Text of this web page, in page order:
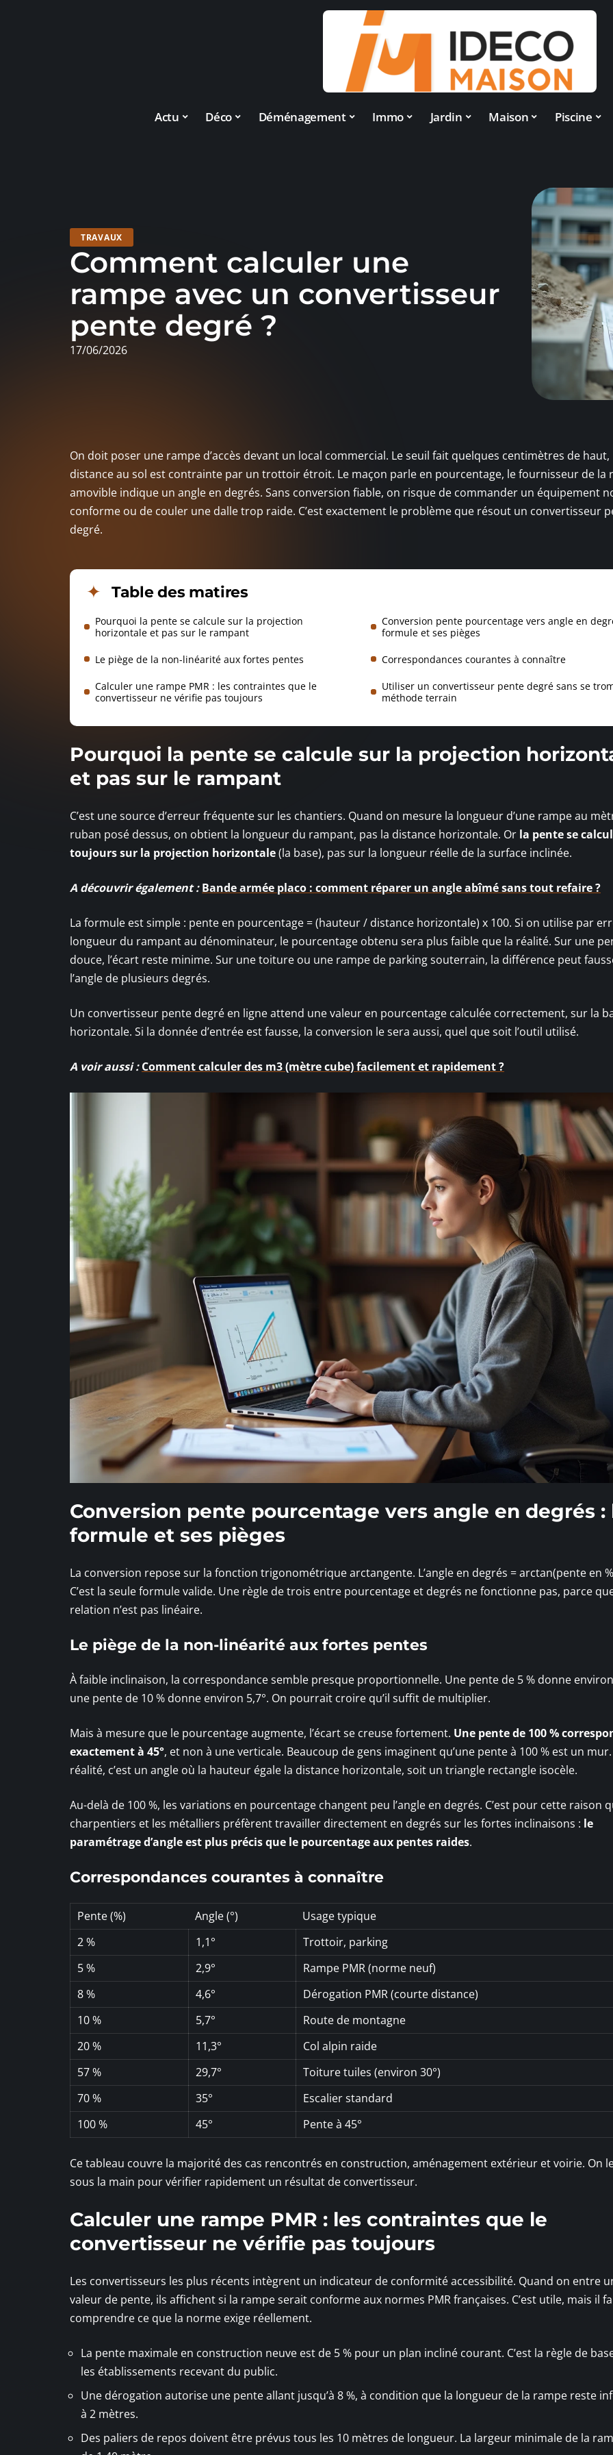
Actu Déco Déménagement Immo Jardin Maison Piscine
TRAVAUX
Comment calculer une
rampe avec un convertisseur
pente degré ?
17/06/2026
On doit poser une rampe d’accès devant un local commercial. Le seuil fait quelques centimètres de haut,
distance au sol est contrainte par un trottoir étroit. Le maçon parle en pourcentage, le fournisseur de la
amovible indique un angle en degrés. Sans conversion fiable, on risque de commander un équipement
conforme ou de couler une dalle trop raide. C’est exactement le problème que résout un convertisseur
degré.
Table des matires
Pourquoi la pente se calcule sur la projection
horizontale et pas sur le rampant
Conversion pente pourcentage vers angle en
formule et ses pièges
Le piège de la non-linéarité aux fortes pentes Correspondances courantes à connaître
Calculer une rampe PMR : les contraintes que le
convertisseur ne vérifie pas toujours
Utiliser un convertisseur pente degré sans se
méthode terrain
Pourquoi la pente se calcule sur la projection
et pas sur le rampant
C’est une source d’erreur fréquente sur les chantiers. Quand on mesure la longueur d’une rampe au
ruban posé dessus, on obtient la longueur du rampant, pas la distance horizontale. Or la pente se
toujours sur la projection horizontale(la base), pas sur la longueur réelle de la surface inclinée.
A découvrir également : Bande armée placo : comment réparer un angle abîmé sans tout refaire ?
La formule est simple : pente en pourcentage = (hauteur / distance horizontale) x 100. Si on utilise par
longueur du rampant au dénominateur, le pourcentage obtenu sera plus faible que la réalité. Sur une
douce, l’écart reste minime. Sur une toiture ou une rampe de parking souterrain, la différence peut
l’angle de plusieurs degrés.
Un convertisseur pente degré en ligne attend une valeur en pourcentage calculée correctement, sur la
horizontale. Si la donnée d’entrée est fausse, la conversion le sera aussi, quel que soit l’outil utilisé.
A voir aussi : Comment calculer des m3 (mètre cube) facilement et rapidement ?
Conversion pente pourcentage vers angle en degrés :
formule et ses pièges
La conversion repose sur la fonction trigonométrique arctangente. L’angle en degrés = arctan(pente en
C’est la seule formule valide. Une règle de trois entre pourcentage et degrés ne fonctionne pas, parce
relation n’est pas linéaire.
Le piège de la non-linéarité aux fortes pentes
À faible inclinaison, la correspondance semble presque proportionnelle. Une pente de 5 % donne
une pente de 10 % donne environ 5,7°. On pourrait croire qu’il suffit de multiplier.
Mais à mesure que le pourcentage augmente, l’écart se creuse fortement. Une pente de 100 %
exactement à 45°, et non à une verticale. Beaucoup de gens imaginent qu’une pente à 100 % est un
réalité, c’est un angle où la hauteur égale la distance horizontale, soit un triangle rectangle isocèle.
Au-delà de 100 %, les variations en pourcentage changent peu l’angle en degrés. C’est pour cette raison
charpentiers et les métalliers préfèrent travailler directement en degrés sur les fortes inclinaisons : le
paramétrage d’angle est plus précis que le pourcentage aux pentes raides.
Correspondances courantes à connaître
Pente (%) Angle (°)
Usage typique
2 %
1,1°
Trottoir, parking
5 %
2,9°
Rampe PMR (norme neuf)
8 %
4,6°
Dérogation PMR (courte distance)
10 %
5,7°
Route de montagne
20 %
11,3°
Col alpin raide
57 %
29,7°
Toiture tuiles (environ 30°)
70 %
35°
Escalier standard
100 %
45° Pente à 45°
Ce tableau couvre la majorité des cas rencontrés en construction, aménagement extérieur et voirie. On
sous la main pour vérifier rapidement un résultat de convertisseur.
Calculer une rampe PMR : les contraintes que le
convertisseur ne vérifie pas toujours
Les convertisseurs les plus récents intègrent un indicateur de conformité accessibilité. Quand on entre
valeur de pente, ils affichent si la rampe serait conforme aux normes PMR françaises. C’est utile, mais il
comprendre ce que la norme exige réellement.
La pente maximale en construction neuve est de 5 % pour un plan incliné courant. C’est la règle de
les établissements recevant du public.
Une dérogation autorise une pente allant jusqu’à 8 %, à condition que la longueur de la rampe reste
à 2 mètres.
Des paliers de repos doivent être prévus tous les 10 mètres de longueur. La largeur minimale de la